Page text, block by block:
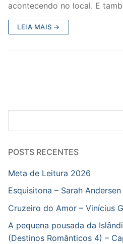
acontecendo no local. E
LEIA MAIS →
POSTS RECENTES
Meta de Leitura 2026
Esquisitona – Sarah Andersen
Cruzeiro do Amor – Vinícius
A pequena pousada da
(Destinos Românticos 4) –